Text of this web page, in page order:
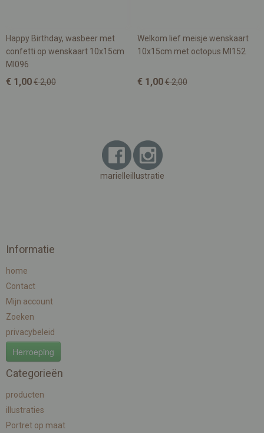
Happy Birthday, wasbeer met
confetti op wenskaart 10x15cm
MI096
€ 1,00€ 2,00
Welkom lief meisje wenskaart
10x15cm met octopus MI152
€ 1,00€ 2,00
marielleillustratie
Informatie
home
Contact
Mijn account
Zoeken
privacybeleid
Herroeping
Categorieën
producten
illustraties
Portret op maat